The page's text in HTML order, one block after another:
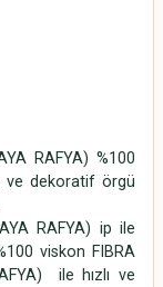
RAFYA) %100
ve dekoratif örgü
RAFYA) ip ile
viskon FIBRA
ile hızlı ve